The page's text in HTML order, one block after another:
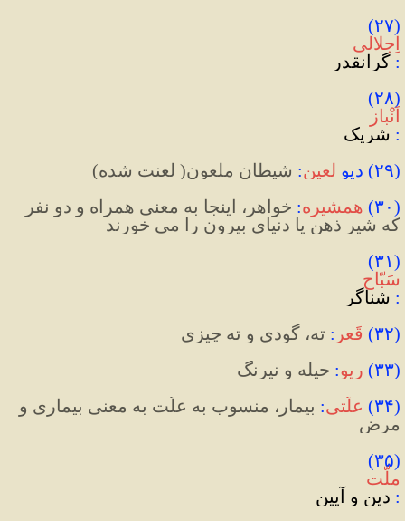
(۲۷)
اِجلالی
: گرانقدر
(۲۸)
اَنْباز
: شریک
(۲۹) دیو لعین: شیطان ملعون( لعنت شده)
(۳۰) همشیره:
که شیر ذهن یا دنیای بیرون را می خورند
(۳۱)
سَبّاح
: شناگر
(۳۲) قَعر : ته، گودی و ته چیزی
(۳۳) ریو: حیله و نیرنگ
(۳۴) علّتی:
مرض
(۳۵)
ملّت
: دین و آیین